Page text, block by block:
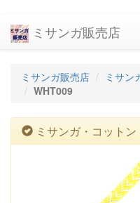
ミサンガ販売店
ミサンガ販売店 ミサン
WHT009
ミサンガ・コット